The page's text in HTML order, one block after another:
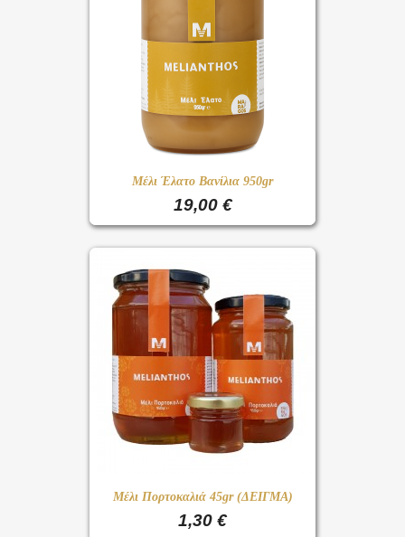
Μέλι Έλατο Βανίλια 950gr
19,00 €
Μέλι Πορτοκαλιά 45gr (ΔΕΙΓΜΑ)
1,30 €